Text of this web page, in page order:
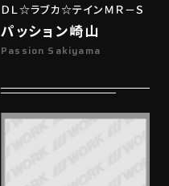
ＤＬ☆ラブカ☆テインＭＲ－Ｓ
パッション崎山
Passion Sakiyama